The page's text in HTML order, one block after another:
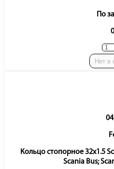
По
Нет в
Кольцо стопорное 32x1.5
Scania Bus;